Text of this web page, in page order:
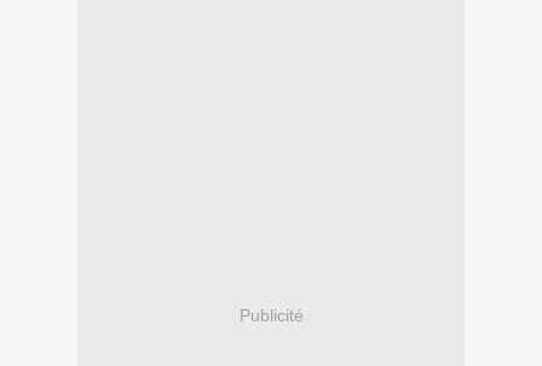
Publicité